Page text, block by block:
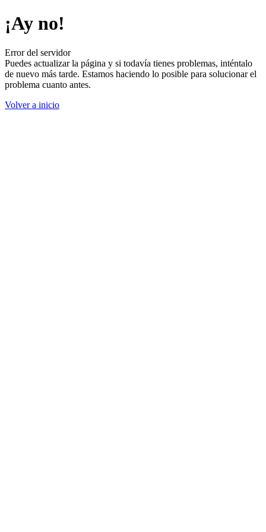
¡Ay no!
Error del servidor
Puedes actualizar la página y si todavía tienes problemas, inténtalo
de nuevo más tarde. Estamos haciendo lo posible para solucionar el
problema cuanto antes.
Volver a inicio